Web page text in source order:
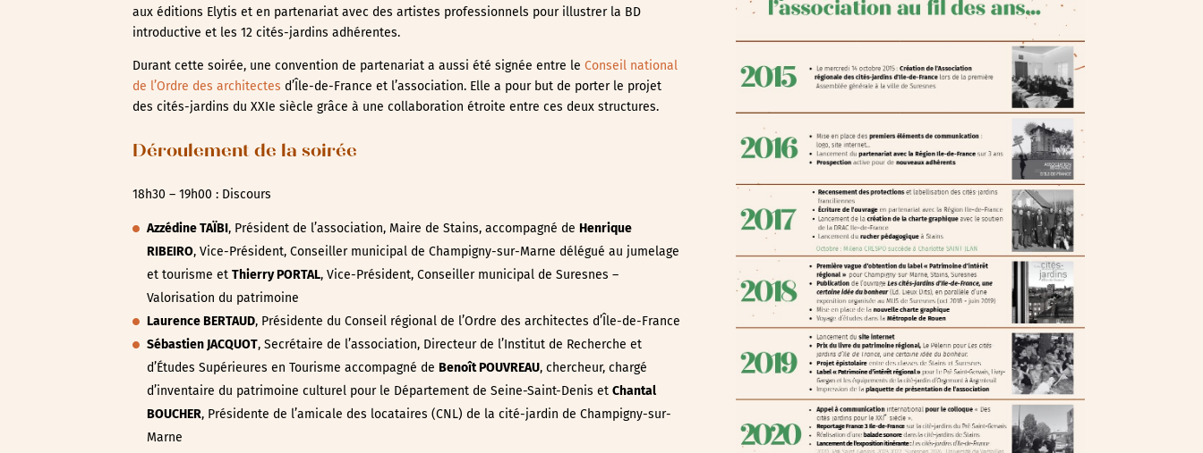
aux éditions Elytis et en partenariat avec des artistes professionnels pour illustrer la BD
introductive et les 12 cités-jardins adhérentes.
Durant cette soirée, une convention de partenariat a aussi été signée entre le Conseil national
de l’Ordre des architectes d’Île-de-France et l’association. Elle a pour but de porter le projet
des cités-jardins du XXIe siècle grâce à une collaboration étroite entre ces deux structures.
Déroulement de la soirée
18h30 – 19h00 : Discours
Azzédine TAÏBI, Président de l’association, Maire de Stains, accompagné de Henrique
RIBEIRO, Vice-Président, Conseiller municipal de Champigny-sur-Marne délégué au jumelage
et tourisme et Thierry PORTAL, Vice-Président, Conseiller municipal de Suresnes –
Valorisation du patrimoine
Laurence BERTAUD, Présidente du Conseil régional de l’Ordre des architectes d’Île-de-France
Sébastien JACQUOT, Secrétaire de l’association, Directeur de l’Institut de Recherche et
d’Études Supérieures en Tourisme accompagné de Benoît POUVREAU, chercheur, chargé
d’inventaire du patrimoine culturel pour le Département de Seine-Saint-Denis et Chantal
BOUCHER, Présidente de l’amicale des locataires (CNL) de la cité-jardin de Champigny-sur-
Marne